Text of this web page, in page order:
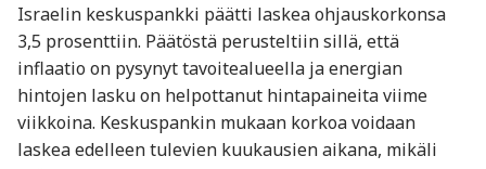
Israelin keskuspankki päätti laskea ohjauskorkonsa
3,5 prosenttiin. Päätöstä perusteltiin sillä, että
inflaatio on pysynyt tavoitealueella ja energian
hintojen lasku on helpottanut hintapaineita viime
viikkoina. Keskuspankin mukaan korkoa voidaan
laskea edelleen tulevien kuukausien aikana, mikäli